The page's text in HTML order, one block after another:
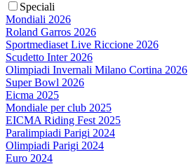
Speciali
Mondiali 2026
Roland Garros 2026
Sportmediaset Live Riccione 2026
Scudetto Inter 2026
Olimpiadi Invernali Milano Cortina 2026
Super Bowl 2026
Eicma 2025
Mondiale per club 2025
EICMA Riding Fest 2025
Paralimpiadi Parigi 2024
Olimpiadi Parigi 2024
Euro 2024